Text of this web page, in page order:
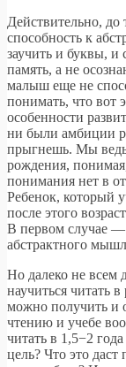
Действительно, до
способность к
заучить и буквы, и
память, а не
малыш еще не
понимать, что вот
особенности
ни были амбиции
прыгнешь. Мы ведь
рождения,
понимания нет в
Ребенок, который
после этого
В первом случае —
абстрактного
Но далеко не всем
научиться читать
можно получить и
чтению и учебе
читать в 1,5−2
цель? Что это даст